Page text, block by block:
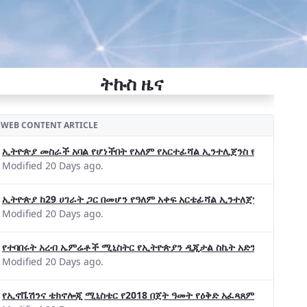
ትኩስ ዜና
WEB CONTENT ARTICLE
ኢትዮጵያ መስራች አባል የሆነችበት የአለም የአርተፊሻል ኢንተሊጀንስ የትብብር
Modified 20 Days ago.
ኢትዮጵያ ከ29 ሀገራት ጋር በመሆን የዓለም አቀፍ አርቴፊሻል ኢንተለጀንስ ትብብር
Modified 20 Days ago.
የተባበሩት አረብ ኤምሬቶች ሚኒስትር የኢትዮጵያን ዲጂታል ስኬት አድንቀዋል
Modified 20 Days ago.
የኢኖቬሽንና ቴክኖሎጂ ሚኒስቴር የ2018 በጀት ዓመት የዕቅድ አፈጻጸምና የቀጣይ